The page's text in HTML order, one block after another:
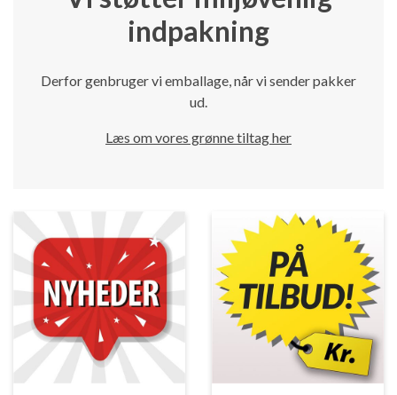
indpakning
Derfor genbruger vi emballage, når vi sender pakker
ud.
Læs om vores grønne tiltag her